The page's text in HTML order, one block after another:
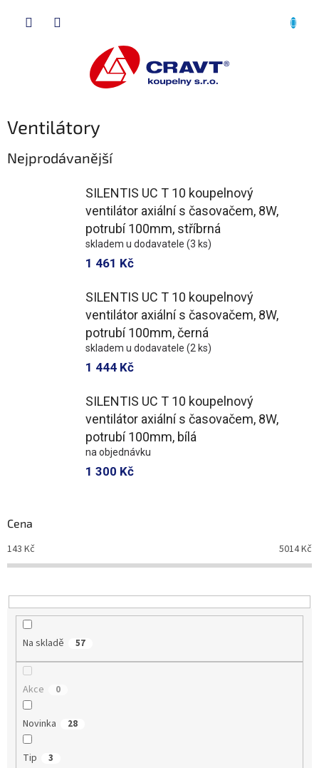
Ventilátory
Nejprodávanější
SILENTIS UC T 10 koupelnový
ventilátor axiální s časovačem, 8W,
potrubí 100mm, stříbrná
skladem u dodavatele (3 ks)
1 461 Kč
SILENTIS UC T 10 koupelnový
ventilátor axiální s časovačem, 8W,
potrubí 100mm, černá
skladem u dodavatele (2 ks)
1 444 Kč
SILENTIS UC T 10 koupelnový
ventilátor axiální s časovačem, 8W,
potrubí 100mm, bílá
na objednávku
1 300 Kč
Cena
143 Kč 5014Kč
Na skladě 57
Akce 0
Novinka 28
Tip 3